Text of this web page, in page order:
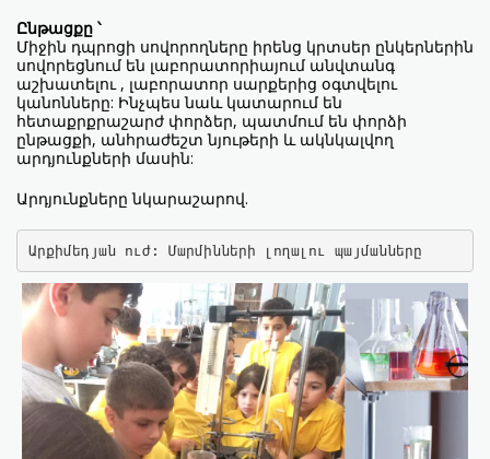
Ընթացքը ՝
Միջին դպրոցի սովորողները իրենց կրտսեր ընկերներին
սովորեցնում են լաբորատորիայում անվտանգ
աշխատելու , լաբորատոր սարքերից օգտվելու
կանոնները: Ինչպես նաև կատարում են
հետաքրքրաշարժ փորձեր, պատմում են փորձի
ընթացքի, անհրաժեշտ նյութերի և ակնկալվող
արդյունքների մասին:
Արդյունքները նկարաշարով.
Արքիմեդյան ուժ: Մարմինների լողալու պայմանները